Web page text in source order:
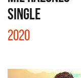
SINGLE
2020